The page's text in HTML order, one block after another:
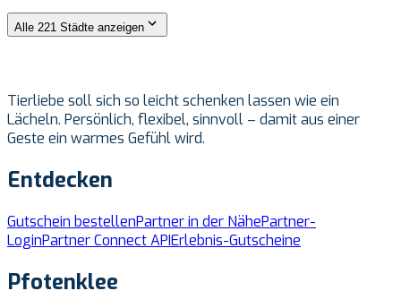
Alle 221 Städte anzeigen
Tierliebe soll sich so leicht schenken lassen wie ein
Lächeln. Persönlich, flexibel, sinnvoll – damit aus einer
Geste ein warmes Gefühl wird.
Entdecken
Gutschein bestellenPartner in der NähePartner-
LoginPartner Connect APIErlebnis-Gutscheine
Pfotenklee